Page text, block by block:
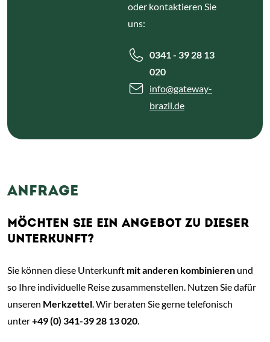
unserenReiseplaner
oder kontaktieren Sie
0341 - 39 28 13
020
info@gateway-
MÖCHTEN SIE EIN ANGEBOT ZU DIESER
Sie können diese Unterkunftmit anderen kombinierenund
so Ihre individuelle Reise zusammenstellen. Nutzen Sie dafür
unserenMerkzettel. Wir beraten Sie gerne telefonisch